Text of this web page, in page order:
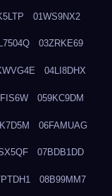
01WS9NX2
03ZRKE69
04LI8DHX
059KC9DM
06FAMUAG
07BDB1DD
08B99MM7